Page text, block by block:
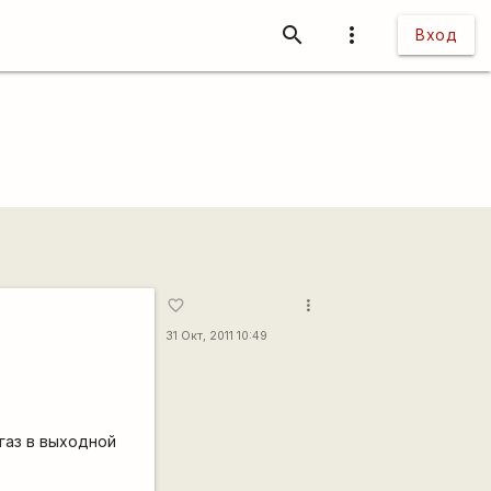
more_vert Вход
search
в выходной
favorite_border
31 Окт, 2011 10:49
more_vert